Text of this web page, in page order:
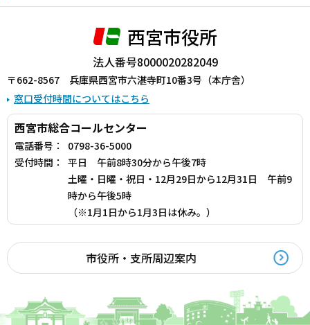
西宮市役所
法人番号8000020282049
〒662-8567 兵庫県西宮市六湛寺町10番3号（本庁舎）
窓口受付時間についてはこちら
西宮市総合コールセンター
電話番号：
0798-36-5000
受付時間：
平日 午前8時30分から午後7時
土曜・日曜・祝日・12月29日から12月31日 午前9
時から午後5時
（※1月1日から1月3日は休み。）
市役所・支所周辺案内